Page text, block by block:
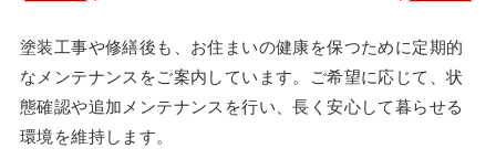
塗装工事や修繕後も、お住まいの健康を保つために定期的
なメンテナンスをご案内しています。ご希望に応じて、状
態確認や追加メンテナンスを行い、長く安心して暮らせる
環境を維持します。